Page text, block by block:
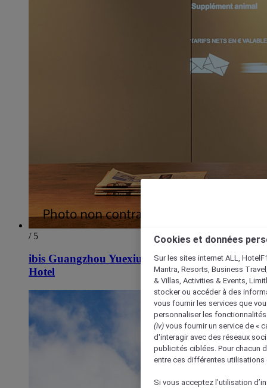
/ 5
ibis Guangzhou Yuexiu Park Metro Station
Hotel
Cookies et données
Sur les sites internet ALL,
Mantra, Resorts, Business
& Villas, Activities & Events,
stocker ou accéder à des
vous fournir les services que
personnaliser les
(iv) vous fournir un service de «
d'interagir avec des réseaux
publicités ciblées. Pour chacun
entre ces différentes utilisations
Si vous acceptez l’utilisation